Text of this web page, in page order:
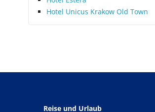
Hotel Unicus Krakow Old Town
Reise und Urlaub